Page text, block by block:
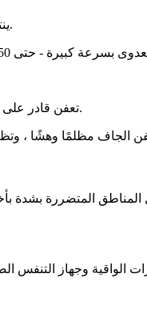
ينتشر التعفن الجاف بشكل رقيق للغاية مع خيوط أو أنبوبة رقيقة من الألياف ، حتى أنه يمر عبر الشقوق في الجص والحجر والطوب والخرسانة.
تعفن قادر على التخلص من الجراثيم ، فهي تغطي الخشب المحيط والطوب بطبقة من الغبار الناعم ذي اللون الأحمر الصدئ ، تظهر رائحة قوية ، تشبه الفطر.
المتضررة بشدة
الواقية وجهاز